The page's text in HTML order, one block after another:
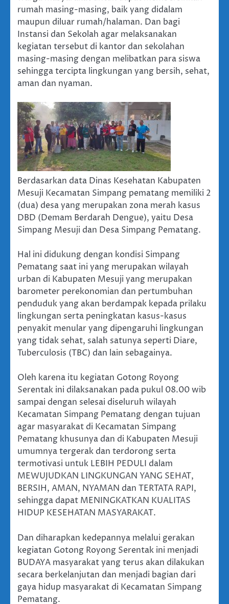
rumah masing-masing, baik yang didalam
maupun diluar rumah/halaman. Dan bagi
Instansi dan Sekolah agar melaksanakan
kegiatan tersebut di kantor dan sekolahan
masing-masing dengan melibatkan para siswa
sehingga tercipta lingkungan yang bersih, sehat,
aman dan nyaman.
Berdasarkan data Dinas Kesehatan Kabupaten
Mesuji Kecamatan Simpang pematang memiliki 2
(dua) desa yang merupakan zona merah kasus
DBD (Demam Berdarah Dengue), yaitu Desa
Simpang Mesuji dan Desa Simpang Pematang.
Hal ini didukung dengan kondisi Simpang
Pematang saat ini yang merupakan wilayah
urban di Kabupaten Mesuji yang merupakan
barometer perekonomian dan pertumbuhan
penduduk yang akan berdampak kepada prilaku
lingkungan serta peningkatan kasus-kasus
penyakit menular yang dipengaruhi lingkungan
yang tidak sehat, salah satunya seperti Diare,
Tuberculosis (TBC) dan lain sebagainya.
Oleh karena itu kegiatan Gotong Royong
Serentak ini dilaksanakan pada pukul 08.00 wib
sampai dengan selesai diseluruh wilayah
Kecamatan Simpang Pematang dengan tujuan
agar masyarakat di Kecamatan Simpang
Pematang khusunya dan di Kabupaten Mesuji
umumnya tergerak dan terdorong serta
termotivasi untuk LEBIH PEDULI dalam
MEWUJUDKAN LINGKUNGAN YANG SEHAT,
BERSIH, AMAN, NYAMAN dan TERTATA RAPI,
sehingga dapat MENINGKATKAN KUALITAS
HIDUP KESEHATAN MASYARAKAT.
Dan diharapkan kedepannya melalui gerakan
kegiatan Gotong Royong Serentak ini menjadi
BUDAYA masyarakat yang terus akan dilakukan
secara berkelanjutan dan menjadi bagian dari
gaya hidup masyarakat di Kecamatan Simpang
Pematang.